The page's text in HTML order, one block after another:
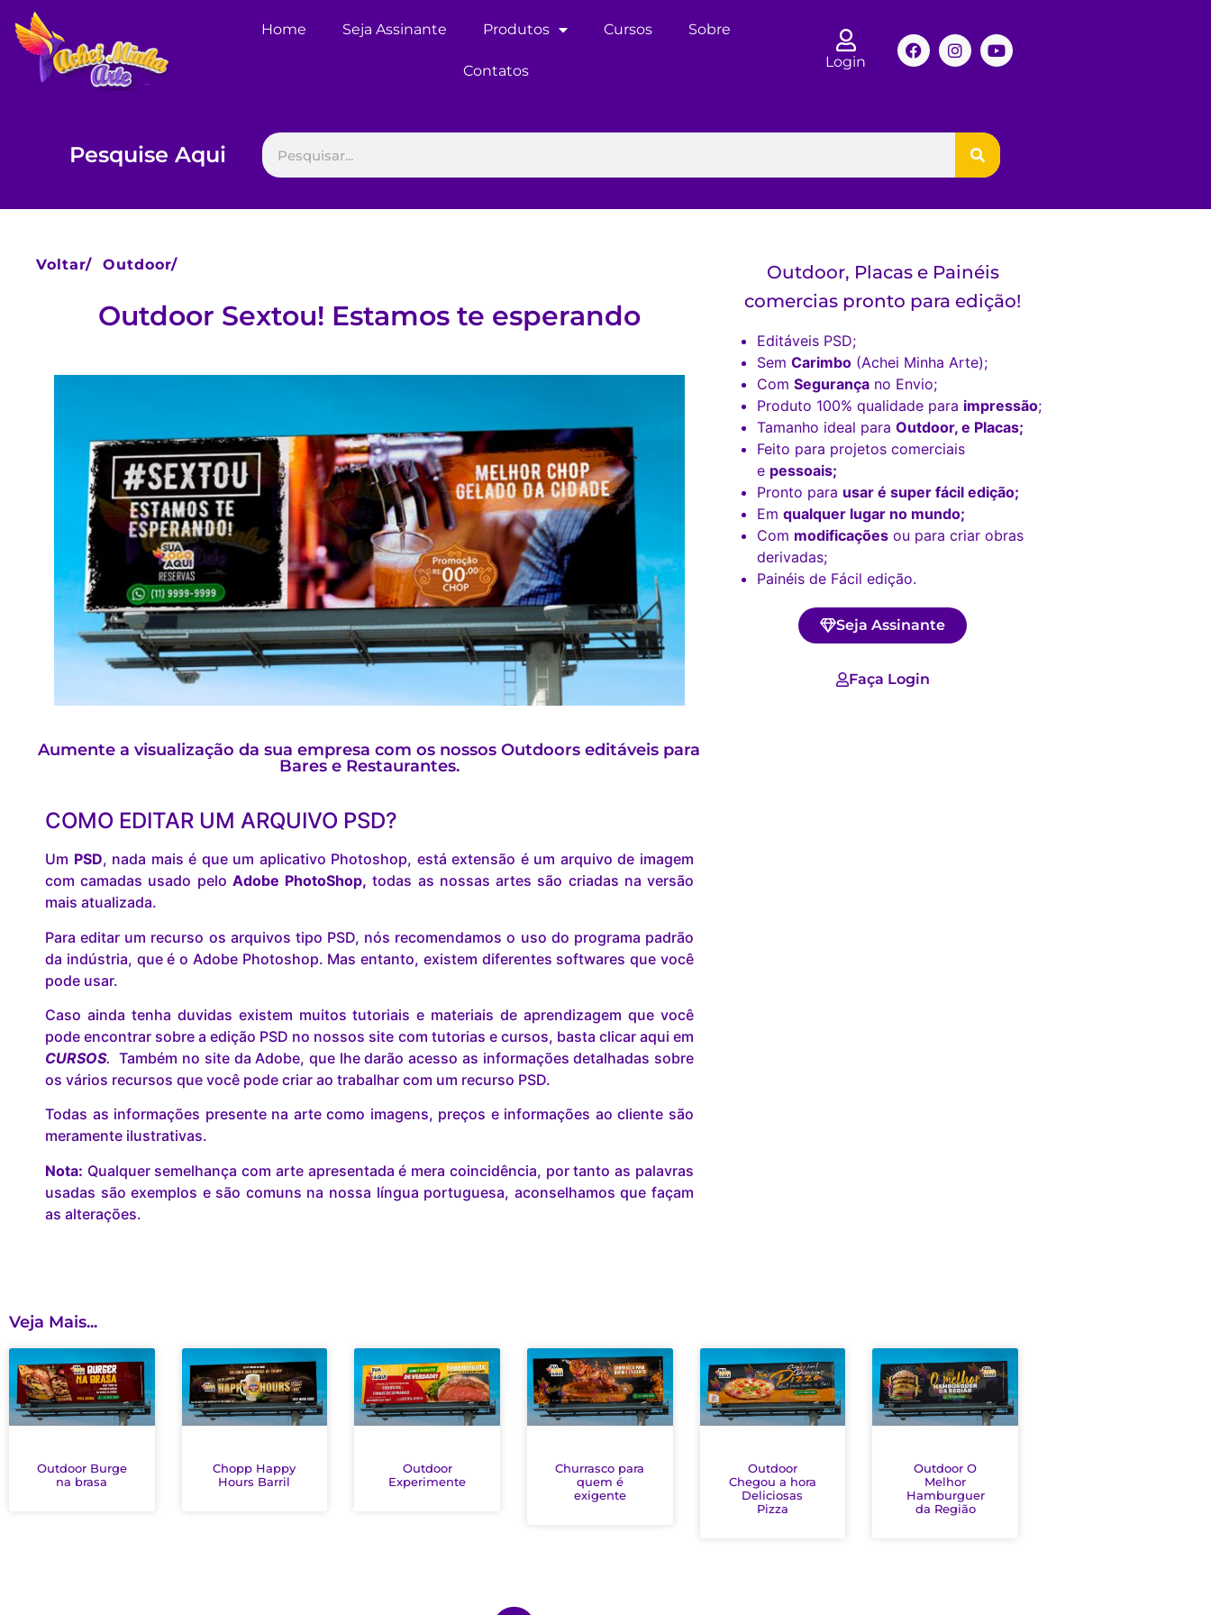
Home Seja Assinante Produtos Cursos Sobre
Contatos
Login
Pesquise Aqui
Voltar/ Outdoor/
Outdoor Sextou! Estamos te esperando
Aumente a visualização da sua empresa com os nossos Outdoors editáveis para
Bares e Restaurantes.
COMO EDITAR UM ARQUIVO PSD?
Um PSD, nada mais é que um aplicativo Photoshop, está extensão é um arquivo de imagem
com camadas usado pelo Adobe PhotoShop, todas as nossas artes são criadas na versão
mais atualizada.
Para editar um recurso os arquivos tipo PSD, nós recomendamos o uso do programa padrão
da indústria, que é o Adobe Photoshop. Mas entanto, existem diferentes softwares que você
pode usar.
Caso ainda tenha duvidas existem muitos tutoriais e materiais de aprendizagem que você
pode encontrar sobre a edição PSD no nossos site com tutorias e cursos, basta clicar aqui em
CURSOS. Também no site da Adobe, que lhe darão acesso as informações detalhadas sobre
os vários recursos que você pode criar ao trabalhar com um recurso PSD.
Todas as informações presente na arte como imagens, preços e informações ao cliente são
meramente ilustrativas.
Nota: Qualquer semelhança com arte apresentada é mera coincidência, por tanto as palavras
usadas são exemplos e são comuns na nossa língua portuguesa, aconselhamos que façam
as alterações.
Outdoor, Placas e Painéis
comercias pronto para edição!
Editáveis PSD;
Sem Carimbo(Achei Minha Arte);
Com Segurançano Envio;
Produto 100% qualidade para impressão;
Tamanho ideal para Outdoor, e Placas;
Feito para projetos comerciais
e pessoais;
Pronto para usar é super fácil edição;
Em qualquer lugar no mundo;
Com modificaçõesou para criar obras
derivadas;
Painéis de Fácil edição.
Seja Assinante
Faça Login
Veja Mais...
Outdoor Burge
na brasa
Chopp Happy
Hours Barril
Outdoor
Experimente
Churrasco para
quem é
exigente
Outdoor
Chegou a hora
Deliciosas
Pizza
Outdoor O
Melhor
Hamburguer
da Região